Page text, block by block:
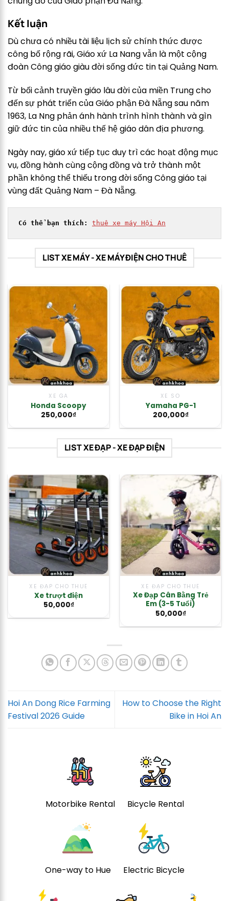
Kết luận
Dù chưa có nhiều tài liệu lịch sử chính thức được
công bố rộng rãi, Giáo xứ La Nang vẫn là một cộng
đoàn Công giáo giàu đời sống đức tin tại Quảng Nam.
Từ bối cảnh truyền giáo lâu đời của miền Trung cho
đến sự phát triển của Giáo phận Đà Nẵng sau năm
1963, La Nng phản ánh hành trình hình thành và gìn
giữ đức tin của nhiều thế hệ giáo dân địa phương.
Ngày nay, giáo xứ tiếp tục duy trì các hoạt động mục
vụ, đồng hành cùng cộng đồng và trở thành một
phần không thể thiếu trong đời sống Công giáo tại
vùng đất Quảng Nam – Đà Nẵng.
Có thể bạn thích: thuê xe máy Hội An
LIST XE MÁY - XE MÁY ĐIỆN CHO THUÊ
XE GA
Honda Scoopy
250,000₫
XE SỐ
Yamaha PG-1
200,000₫
LIST XE ĐẠP - XE ĐẠP ĐIỆN
XE ĐẠP CHO THUÊ
Xe trượt điện
50,000₫
XE ĐẠP CHO THUÊ
Xe Đạp Cân Bằng Trẻ
Em (3-5 Tuổi)
50,000₫
Hoi An Dong Rice Farming
Festival 2026 Guide
How to Choose the Right
Bike in Hoi An
Motorbike Rental Bicycle Rental
One-way to Hue Electric Bicycle